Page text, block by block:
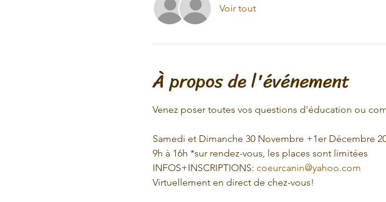
Voir tout
À propos de l'événement
Venez poser toutes vos questions d'éducation ou
Samedi et Dimanche 30 Novembre +1er Décembre
9h à 16h *sur rendez-vous, les places sont limitées
INFOS+INSCRIPTIONS: coeurcanin@yahoo.com
Virtuellement en direct de chez-vous!